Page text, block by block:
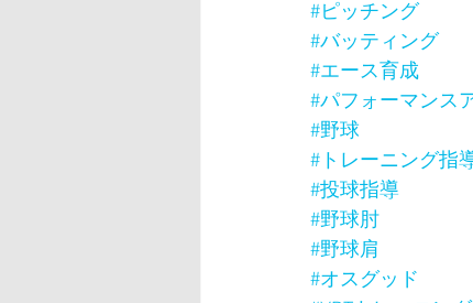
#ピッチング
#バッティング
#エース育成
#パフォーマンス
#野球
#トレーニング指
#投球指導
#野球肘
#野球肩
#オスグッド